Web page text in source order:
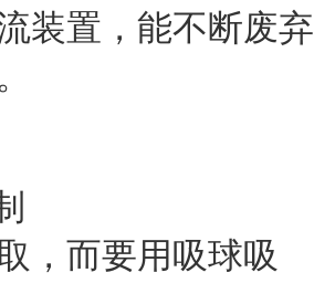
装置，能不断废弃
，而要用吸球吸